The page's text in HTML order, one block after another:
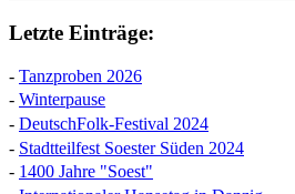
Letzte Einträge:
- Tanzproben 2026
- Winterpause
- DeutschFolk-Festival 2024
- Stadtteilfest Soester Süden 2024
- 1400 Jahre "Soest"